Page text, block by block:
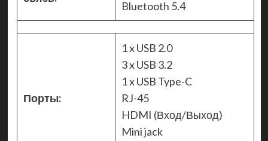
Bluetooth 5.4
Порты:
1 x USB 2.0
3 x USB 3.2
1 x USB Type-C
RJ-45
HDMI (Вход/Выход)
Mini jack